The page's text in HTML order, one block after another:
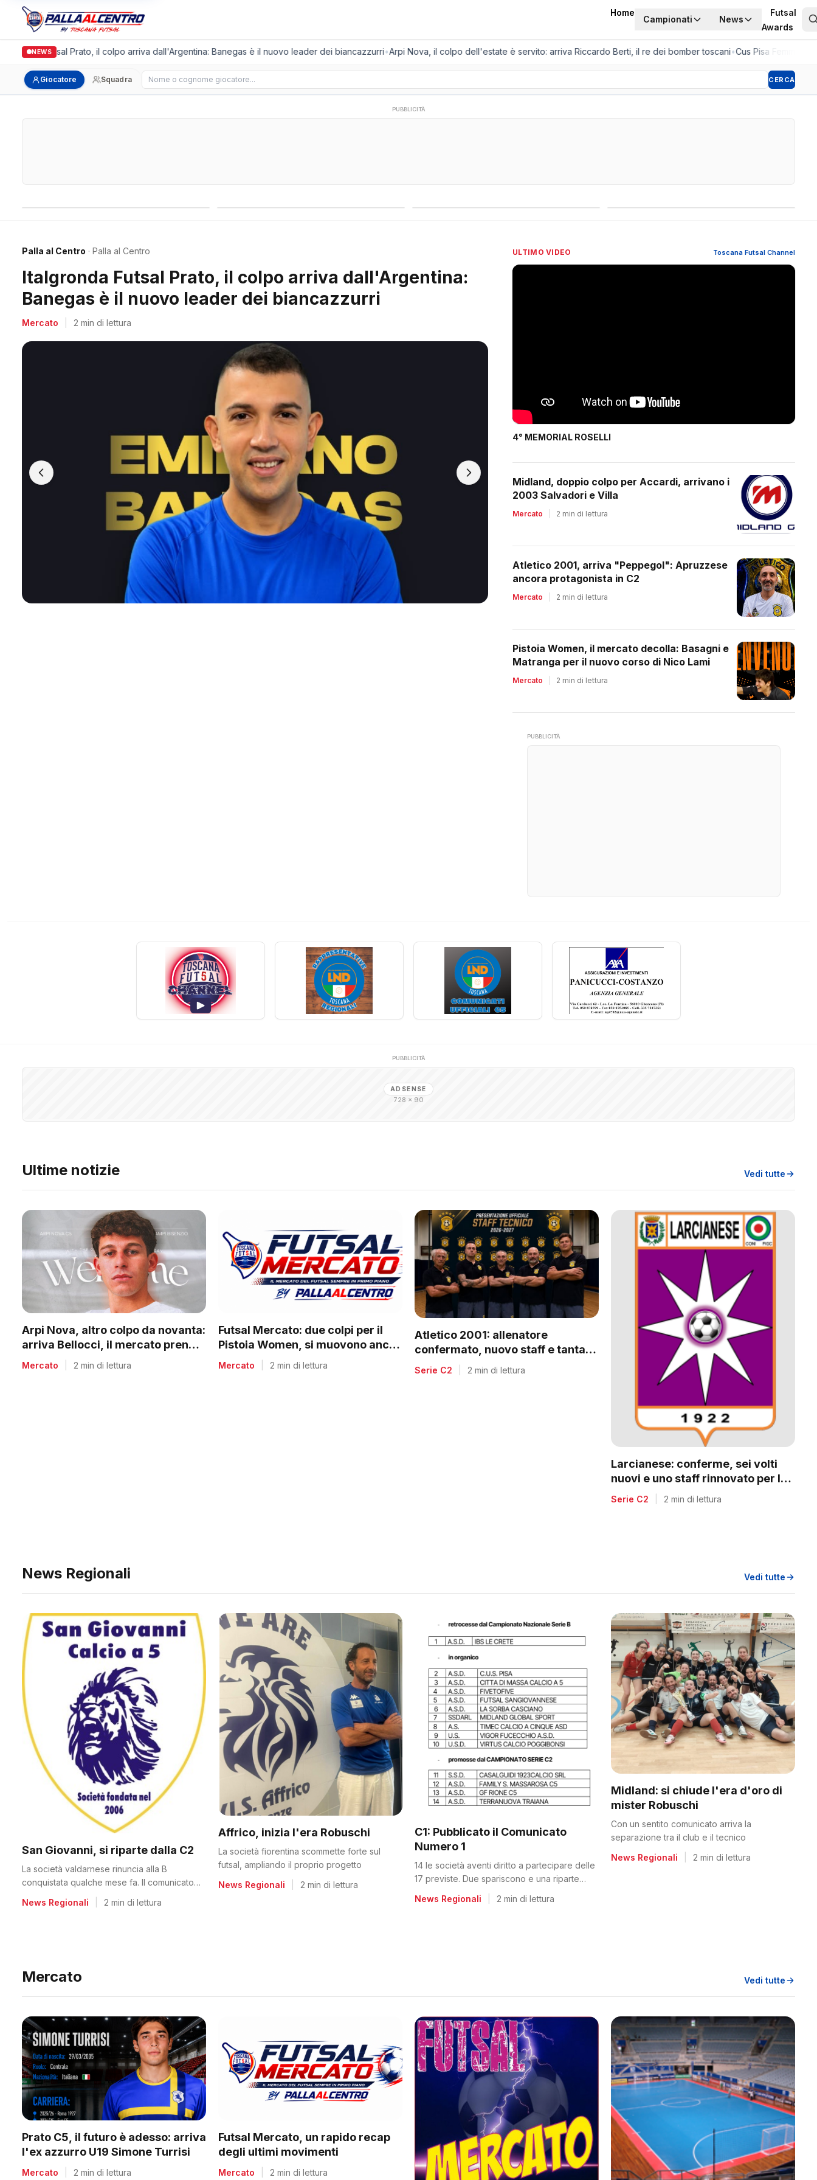
Home
Campionati News
Futsal
Awards
NEWS
Futsal Prato, il colpo arriva dall'Argentina: Banegas è il nuovo leader dei biancazzurri•Arpi Nova, il colpo dell'estate è servito: arriva Riccardo Berti, il re dei bomber toscani•Cus Pisa Femminile, la
Giocatore Squadra Cerca giocatore CERCA
PUBBLICITÀ
Palla al Centro · Palla al Centro
Arpi Nova, il colpo dell'estate è servito: arriva Riccardo
Berti, il re dei bomber toscani
Mercato 2 min di lettura
ULTIMO VIDEO Toscana Futsal Channel
4° MEMORIAL ROSELLI
Midland, doppio colpo per Accardi, arrivano i
2003 Salvadori e Villa
Mercato 2 min di lettura
Atletico 2001, arriva "Peppegol": Apruzzese
ancora protagonista in C2
Mercato 2 min di lettura
Pistoia Women, il mercato decolla: Basagni e
Matranga per il nuovo corso di Nico Lami
Mercato 2 min di lettura
PUBBLICITÀ
PUBBLICITÀ
ADSENSE
728 × 90
Ultime notizie Vedi tutte
Arpi Nova, altro colpo da novanta:
arriva Bellocci, il mercato prende
quota
Mercato 2 min di lettura
Futsal Mercato: due colpi per il
Pistoia Women, si muovono anche
tanti club del regionale
Mercato 2 min di lettura
Atletico 2001: allenatore
confermato, nuovo staff e tanta
voglia di riscatto dopo la
retrocessione
Serie C2 2 min di lettura
Larcianese: conferme, sei volti
nuovi e uno staff rinnovato per la
C2
Serie C2 2 min di lettura
News Regionali Vedi tutte
San Giovanni, si riparte dalla C2
La società valdarnese rinuncia alla B
conquistata qualche mese fa. Il comunicato
News Regionali 2 min di lettura
Affrico, inizia l'era Robuschi
La società fiorentina scommette forte sul
futsal, ampliando il proprio progetto
News Regionali
2 min di lettura
C1: Pubblicato il Comunicato
Numero 1
14 le società aventi diritto a partecipare delle
17 previste. Due spariscono e una riparte
News Regionali 2 min di lettura
Midland: si chiude l'era d'oro di
mister Robuschi
Con un sentito comunicato arriva la
separazione tra il club e il tecnico
News Regionali
2 min di lettura
Mercato Vedi tutte
Prato C5, il futuro è adesso: arriva
l'ex azzurro U19 Simone Turrisi
Mercato 2 min di lettura
Futsal Mercato, un rapido recap
degli ultimi movimenti
Mercato 2 min di lettura